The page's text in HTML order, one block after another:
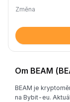
Změna
Om BEAM
BEAM je
na Bybit-eu.